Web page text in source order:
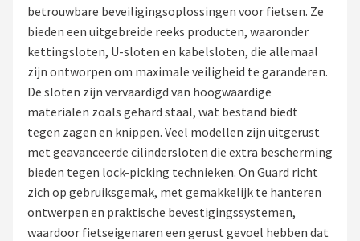
Kinderfietsen
Stadsfietsen
Elektrische fietsen
Mountainbikes
Shop
betrouwbare beveiligingsoplossingen voor fietsen. Ze
bieden een uitgebreide reeks producten, waaronder
kettingsloten, U-sloten en kabelsloten, die allemaal
zijn ontworpen om maximale veiligheid te garanderen.
De sloten zijn vervaardigd van hoogwaardige
materialen zoals gehard staal, wat bestand biedt
tegen zagen en knippen. Veel modellen zijn uitgerust
met geavanceerde cilindersloten die extra bescherming
bieden tegen lock-picking technieken. On Guard richt
zich op gebruiksgemak, met gemakkelijk te hanteren
ontwerpen en praktische bevestigingssystemen,
waardoor fietseigenaren een gerust gevoel hebben dat